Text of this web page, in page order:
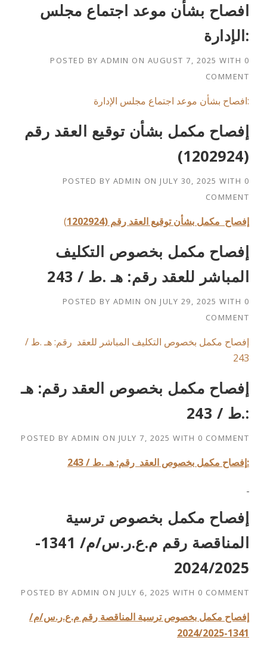
افصاح بشأن موعد اجتماع مجلس
الإدارة:
POSTED BY ADMIN ON AUGUST 7, 2025 WITH 0
COMMENT
افصاح بشأن موعد اجتماع مجلس الإدارة:
إفصاح مكمل بشأن توقيع العقد رقم
(1202924)
POSTED BY ADMIN ON JULY 30, 2025 WITH 0
COMMENT
إفصاح مكمل بشأن توقيع العقد رقم (1202924 )
إفصاح مكمل بخصوص التكليف
المباشر للعقد رقم: هـ .ط / 243
POSTED BY ADMIN ON JULY 29, 2025 WITH 0
COMMENT
إفصاح مكمل بخصوص التكليف المباشر للعقد رقم: هـ .ط /
243
إفصاح مكمل بخصوص العقد رقم: هـ
.ط / 243:
POSTED BY ADMIN ON JULY 7, 2025 WITH 0 COMMENT
إفصاح مكمل بخصوص العقد رقم: هـ .ط / 243:
إفصاح مكمل بخصوص ترسية
المناقصة رقم م.ع.ر.س/م/ 1341-
2024/2025
POSTED BY ADMIN ON JULY 6, 2025 WITH 0 COMMENT
إفصاح مكمل بخصوص ترسية المناقصة رقم م.ع.ر.س/م/
1341-2024/2025